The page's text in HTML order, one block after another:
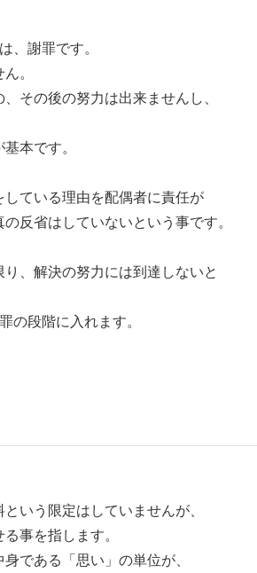
謝罪です。
。
の後の努力は出来ませんし、
本です。
ている理由を配偶者に責任が
省はしていないという事です。
、解決の努力には到達しないと
段階に入れます。
う限定はしていませんが、
事を指します。
ある「思い」の単位が、